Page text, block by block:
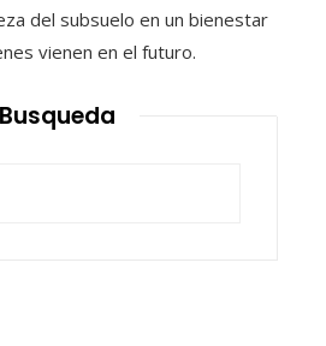
del subsuelo en un bienestar
vienen en el futuro.
Busqueda